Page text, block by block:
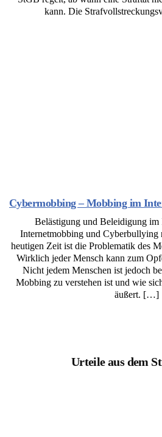
kann. Die
Cybermobbing – Mobbing im
Belästigung und Beleidigung
Internetmobbing und Cyberbullying
heutigen Zeit ist die Problematik des
Wirklich jeder Mensch kann zum
Nicht jedem Menschen ist jedoch
Mobbing zu verstehen ist und wie
äußert. […]
Urteile aus dem